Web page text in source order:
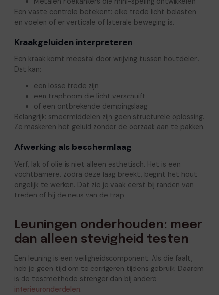
Een vaste controle betekent: elke trede licht belasten
en voelen of er verticale of laterale beweging is.
Kraakgeluiden interpreteren
Een kraak komt meestal door wrijving tussen houtdelen.
Dat kan:
een losse trede zijn
een trapboom die licht verschuift
of een ontbrekende dempingslaag
Belangrijk: smeermiddelen zijn geen structurele oplossing.
Ze maskeren het geluid zonder de oorzaak aan te pakken.
Afwerking als beschermlaag
Verf, lak of olie is niet alleen esthetisch. Het is een
vochtbarrière. Zodra deze laag breekt, begint het hout
ongelijk te werken. Dat zie je vaak eerst bij randen van
treden of bij de neus van de trap.
Leuningen onderhouden: meer
dan alleen stevigheid testen
Een leuning is een veiligheidscomponent. Als die faalt,
heb je geen tijd om te corrigeren tijdens gebruik. Daarom
is de testmethode strenger dan bij andere
interieuronderdelen.